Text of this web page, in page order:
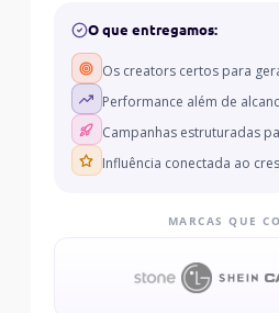
O que entregamos:
Os creators certos para
Performance além de
Campanhas estruturadas
Influência conectada ao
MARCAS QUE